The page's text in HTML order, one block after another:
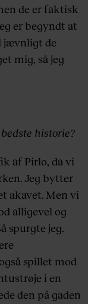
de er faktisk
er begyndt at
jævnligt de
mig, så jeg
historie?
af Pirlo, da vi
Jeg bytter
akavet. Men vi
alligevel og
spurgte jeg.
spillet mod
i en
den på gaden